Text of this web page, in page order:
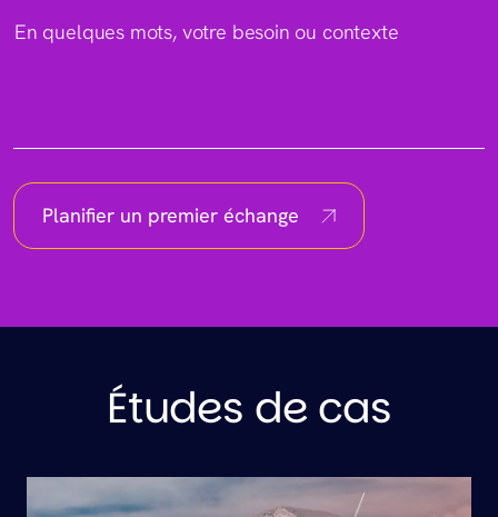
En quelques mots, votre besoin ou contexte
Planifier un premier échange
Études de cas